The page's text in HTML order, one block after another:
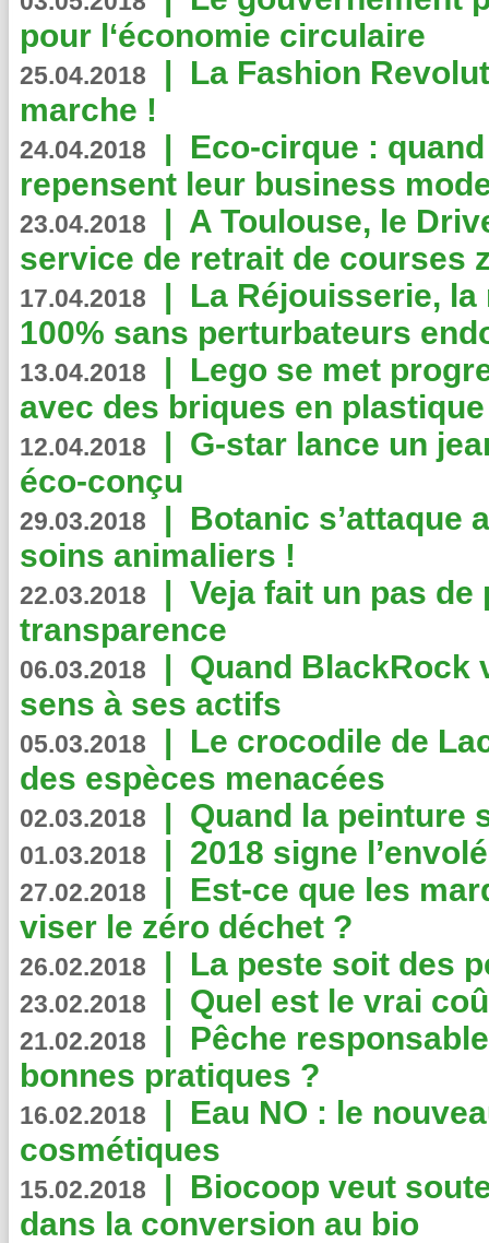
pour l‘économie circulaire
25.04.2018 | La Fashion
marche !
24.04.2018 | Eco-cirque :
repensent leur business
23.04.2018 | A Toulouse, le
service de retrait de courses
17.04.2018 | La Réjouisserie,
100% sans perturbateurs
13.04.2018 | Lego se met
avec des briques en
12.04.2018 | G-star lance un
éco-conçu
29.03.2018 | Botanic s’attaque
soins animaliers !
22.03.2018 | Veja fait un pas de
transparence
06.03.2018 | Quand BlackRock
sens à ses actifs
05.03.2018 | Le crocodile de
des espèces menacées
02.03.2018 | Quand la peinture
01.03.2018 | 2018 signe
27.02.2018 | Est-ce que les
viser le zéro déchet ?
26.02.2018 | La peste soit des
23.02.2018 | Quel est le vrai
21.02.2018 | Pêche
bonnes pratiques ?
16.02.2018 | Eau NO : le
cosmétiques
15.02.2018 | Biocoop veut
dans la conversion au bio